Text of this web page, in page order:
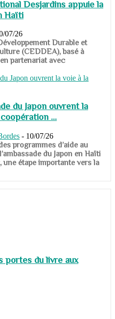
Desjardins appuie la
Haïti
07/26
Durable et
(CEDDEA), basé à
partenariat avec
du Japon ouvrent la
...
- 10/07/26
programmes d’aide au
du Japon en Haïti
étape importante vers la
portes du livre aux